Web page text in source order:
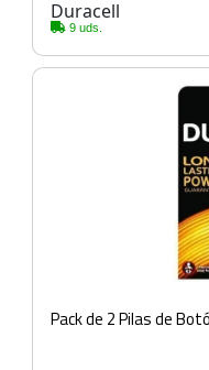
Duracell
9 uds.
Pack de 2 Pilas de